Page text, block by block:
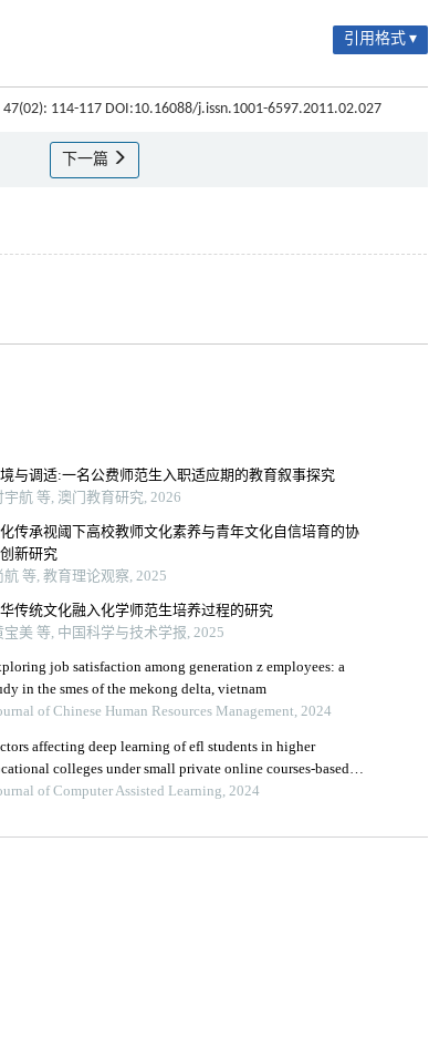
引用格式 ▾
47(02): 114-117 DOI:10.16088/j.issn.1001-6597.2011.02.027
下一篇